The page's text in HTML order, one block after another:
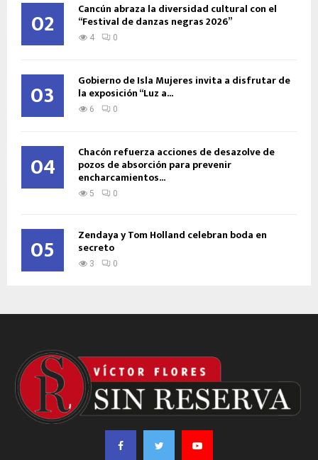
02 Cancún abraza la diversidad cultural con el
“Festival de danzas negras 2026”
4 0
03 Gobierno de Isla Mujeres invita a disfrutar de
la exposición “Luz a...
6 0
04 Chacón refuerza acciones de desazolve de
pozos de absorción para prevenir
encharcamientos...
5 0
05 Zendaya y Tom Holland celebran boda en
secreto
3 0